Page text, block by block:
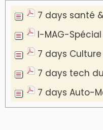
7 days santé
I-MAG-
7 days
7 days tech
7 days Auto-